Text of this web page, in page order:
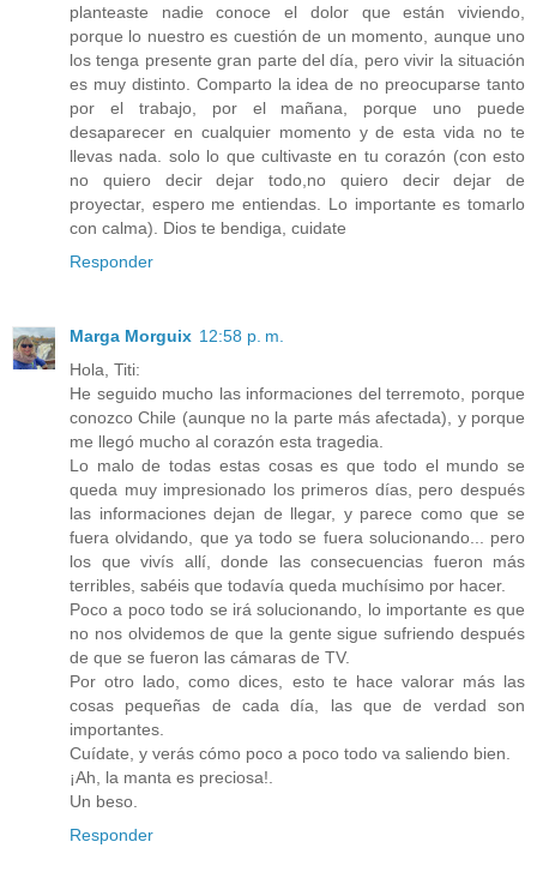
planteaste nadie conoce el dolor que están viviendo,
porque lo nuestro es cuestión de un momento, aunque uno
los tenga presente gran parte del día, pero vivir la situación
es muy distinto. Comparto la idea de no preocuparse tanto
por el trabajo, por el mañana, porque uno puede
desaparecer en cualquier momento y de esta vida no te
llevas nada. solo lo que cultivaste en tu corazón (con esto
no quiero decir dejar todo,no quiero decir dejar de
proyectar, espero me entiendas. Lo importante es tomarlo
con calma). Dios te bendiga, cuidate
Responder
Marga Morguix 12:58 p. m.
Hola, Titi:
He seguido mucho las informaciones del terremoto, porque
conozco Chile (aunque no la parte más afectada), y porque
me llegó mucho al corazón esta tragedia.
Lo malo de todas estas cosas es que todo el mundo se
queda muy impresionado los primeros días, pero después
las informaciones dejan de llegar, y parece como que se
fuera olvidando, que ya todo se fuera solucionando... pero
los que vivís allí, donde las consecuencias fueron más
terribles, sabéis que todavía queda muchísimo por hacer.
Poco a poco todo se irá solucionando, lo importante es que
no nos olvidemos de que la gente sigue sufriendo después
de que se fueron las cámaras de TV.
Por otro lado, como dices, esto te hace valorar más las
cosas pequeñas de cada día, las que de verdad son
importantes.
Cuídate, y verás cómo poco a poco todo va saliendo bien.
¡Ah, la manta es preciosa!.
Un beso.
Responder